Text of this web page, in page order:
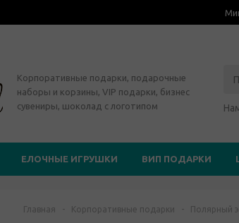
Корпоративные подарки, подарочные
наборы и корзины, VIP подарки, бизнес
сувениры, шоколад с логотипом
ЕЛОЧНЫЕ ИГРУШКИ ВИП ПОДАРКИ
Главная - Корпоративные подарки - Полярный